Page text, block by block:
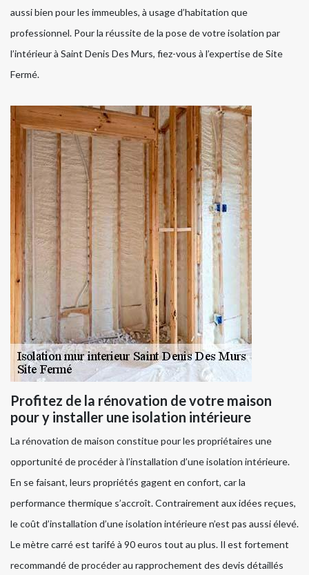
aussi bien pour les immeubles, à usage d’habitation que
professionnel. Pour la réussite de la pose de votre isolation par
l’intérieur à Saint Denis Des Murs, fiez-vous à l’expertise de Site
Fermé.
Profitez de la rénovation de votre maison
pour y installer une isolation intérieure
La rénovation de maison constitue pour les propriétaires une
opportunité de procéder à l’installation d’une isolation intérieure.
En se faisant, leurs propriétés gagent en confort, car la
performance thermique s’accroît. Contrairement aux idées reçues,
le coût d’installation d’une isolation intérieure n’est pas aussi élevé.
Le mètre carré est tarifé à 90 euros tout au plus. Il est fortement
recommandé de procéder au rapprochement des devis détaillés